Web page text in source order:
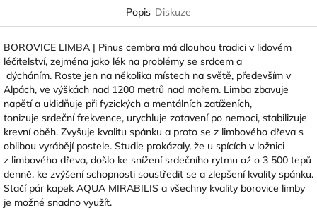
Popis Diskuze
BOROVICE LIMBA | Pinus cembra má dlouhou tradici v lidovém
léčitelství, zejména jako lék na problémy se srdcem a
dýcháním. Roste jen na několika místech na světě, především v
Alpách, ve výškách nad 1200 metrů nad mořem. Limba zbavuje
napětí a uklidňuje při fyzických a mentálních zatíženích,
tonizuje srdeční frekvence, urychluje zotavení po nemoci, stabilizuje
krevní oběh. Zvyšuje kvalitu spánku a proto se z limbového dřeva s
oblibou vyrábějí postele. Studie prokázaly, že u spících v ložnici
z limbového dřeva, došlo ke snížení srdečního rytmu až o 3 500 tepů
denně, ke zvýšení schopnosti soustředit se a zlepšení kvality spánku.
Stačí pár kapek AQUA MIRABILIS a všechny kvality borovice limby
je možné snadno využít.